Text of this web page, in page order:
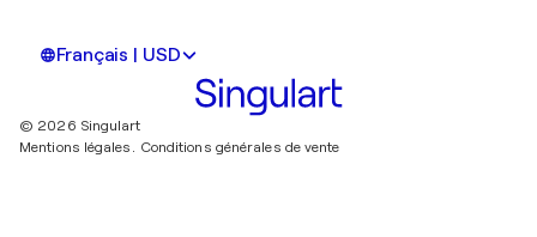
Français | USD
© 2026 Singulart
Mentions légales.
Conditions générales de vente